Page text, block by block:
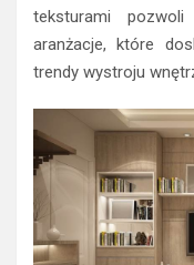
teksturami
aranżacje, które
trendy wystroju